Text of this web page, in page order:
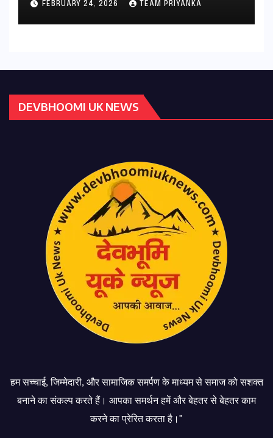
FEBRUARY 24, 2026 TEAM PRIYANKA
DEVBHOOMI UK NEWS
हम सच्चाई, जिम्मेदारी, और सामाजिक समर्पण के माध्यम से समाज को सशक्त
बनाने का संकल्प करते हैं। आपका समर्थन हमें और बेहतर से बेहतर काम
करने का प्रेरित करता है।"